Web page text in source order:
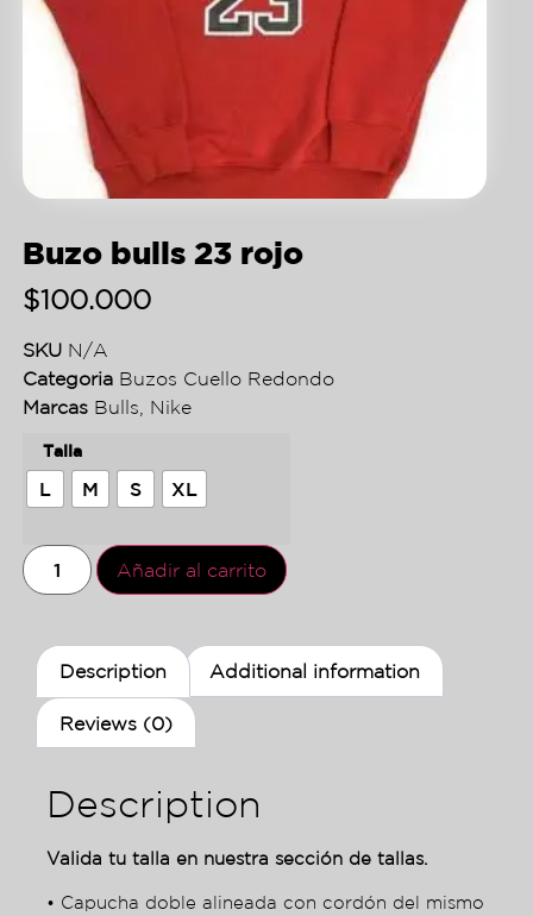
Buzo bulls 23 rojo
$100.000
SKU N/A
Categoria Buzos Cuello Redondo
Marcas Bulls Nike
Talla
L M S XL
Añadir al carrito
Description Additional information
Reviews (0)
Description
Valida tu talla en nuestra sección de tallas.
• Capucha doble alineada con cordón del mismo